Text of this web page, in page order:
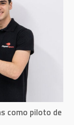
como piloto de